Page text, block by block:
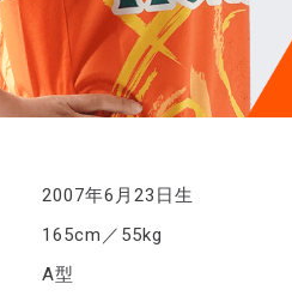
2007年6月23日生
165cm／55kg
A型